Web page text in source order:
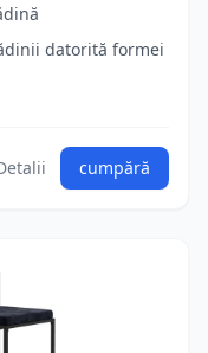
datorită formei
cumpără